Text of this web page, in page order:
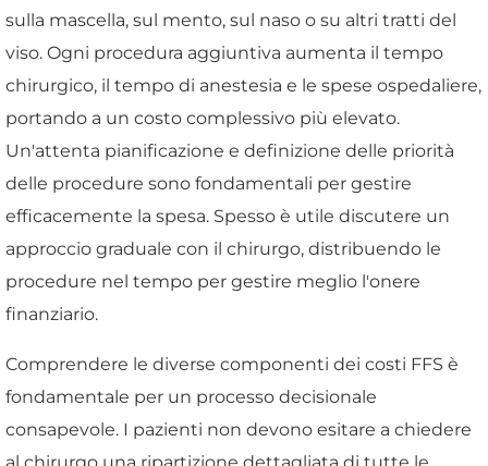
sulla mascella, sul mento, sul naso o su altri tratti del
viso. Ogni procedura aggiuntiva aumenta il tempo
chirurgico, il tempo di anestesia e le spese ospedaliere,
portando a un costo complessivo più elevato.
Un'attenta pianificazione e definizione delle priorità
delle procedure sono fondamentali per gestire
efficacemente la spesa. Spesso è utile discutere un
approccio graduale con il chirurgo, distribuendo le
procedure nel tempo per gestire meglio l'onere
finanziario.
Comprendere le diverse componenti dei costi FFS è
fondamentale per un processo decisionale
consapevole. I pazienti non devono esitare a chiedere